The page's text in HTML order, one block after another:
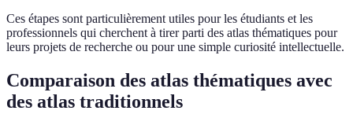
Ces étapes sont particulièrement utiles pour les étudiants et les
professionnels qui cherchent à tirer parti des atlas thématiques pour
leurs projets de recherche ou pour une simple curiosité intellectuelle.
Comparaison des atlas thématiques avec
des atlas traditionnels